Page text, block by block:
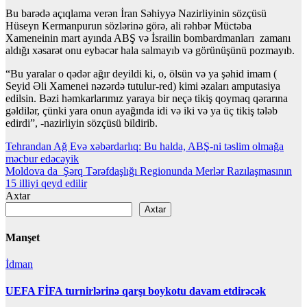
Bu barədə açıqlama verən İran Səhiyyə Nazirliyinin sözçüsü
Hüseyn Kermanpurun sözlərinə görə, ali rəhbər Müctəba
Xameneinin mart ayında ABŞ və İsrailin bombardmanları zamanı
aldığı xəsarət onu eybəcər hala salmayıb və görünüşünü pozmayıb.
“Bu yaralar o qədər ağır deyildi ki, o, ölsün və ya şəhid imam (
Seyid Əli Xamenei nəzərdə tutulur-red) kimi əzaları amputasiya
edilsin. Bəzi həmkarlarımız yaraya bir neçə tikiş qoymaq qərarına
gəldilər, çünki yara onun ayağında idi və iki və ya üç tikiş tələb
edirdi”, -nazirliyin sözçüsü bildirib.
Yazı
naviqasiyası
Tehrandan Ağ Evə xəbərdarlıq: Bu halda, ABŞ-ni təslim olmağa
məcbur edəcəyik
Moldova da Şərq Tərəfdaşlığı Regionunda Merlər Razılaşmasının
15 illiyi qeyd edilir
Axtar
Axtar
Manşet
İdman
UEFA FİFA turnirlərinə qarşı boykotu davam etdirəcək